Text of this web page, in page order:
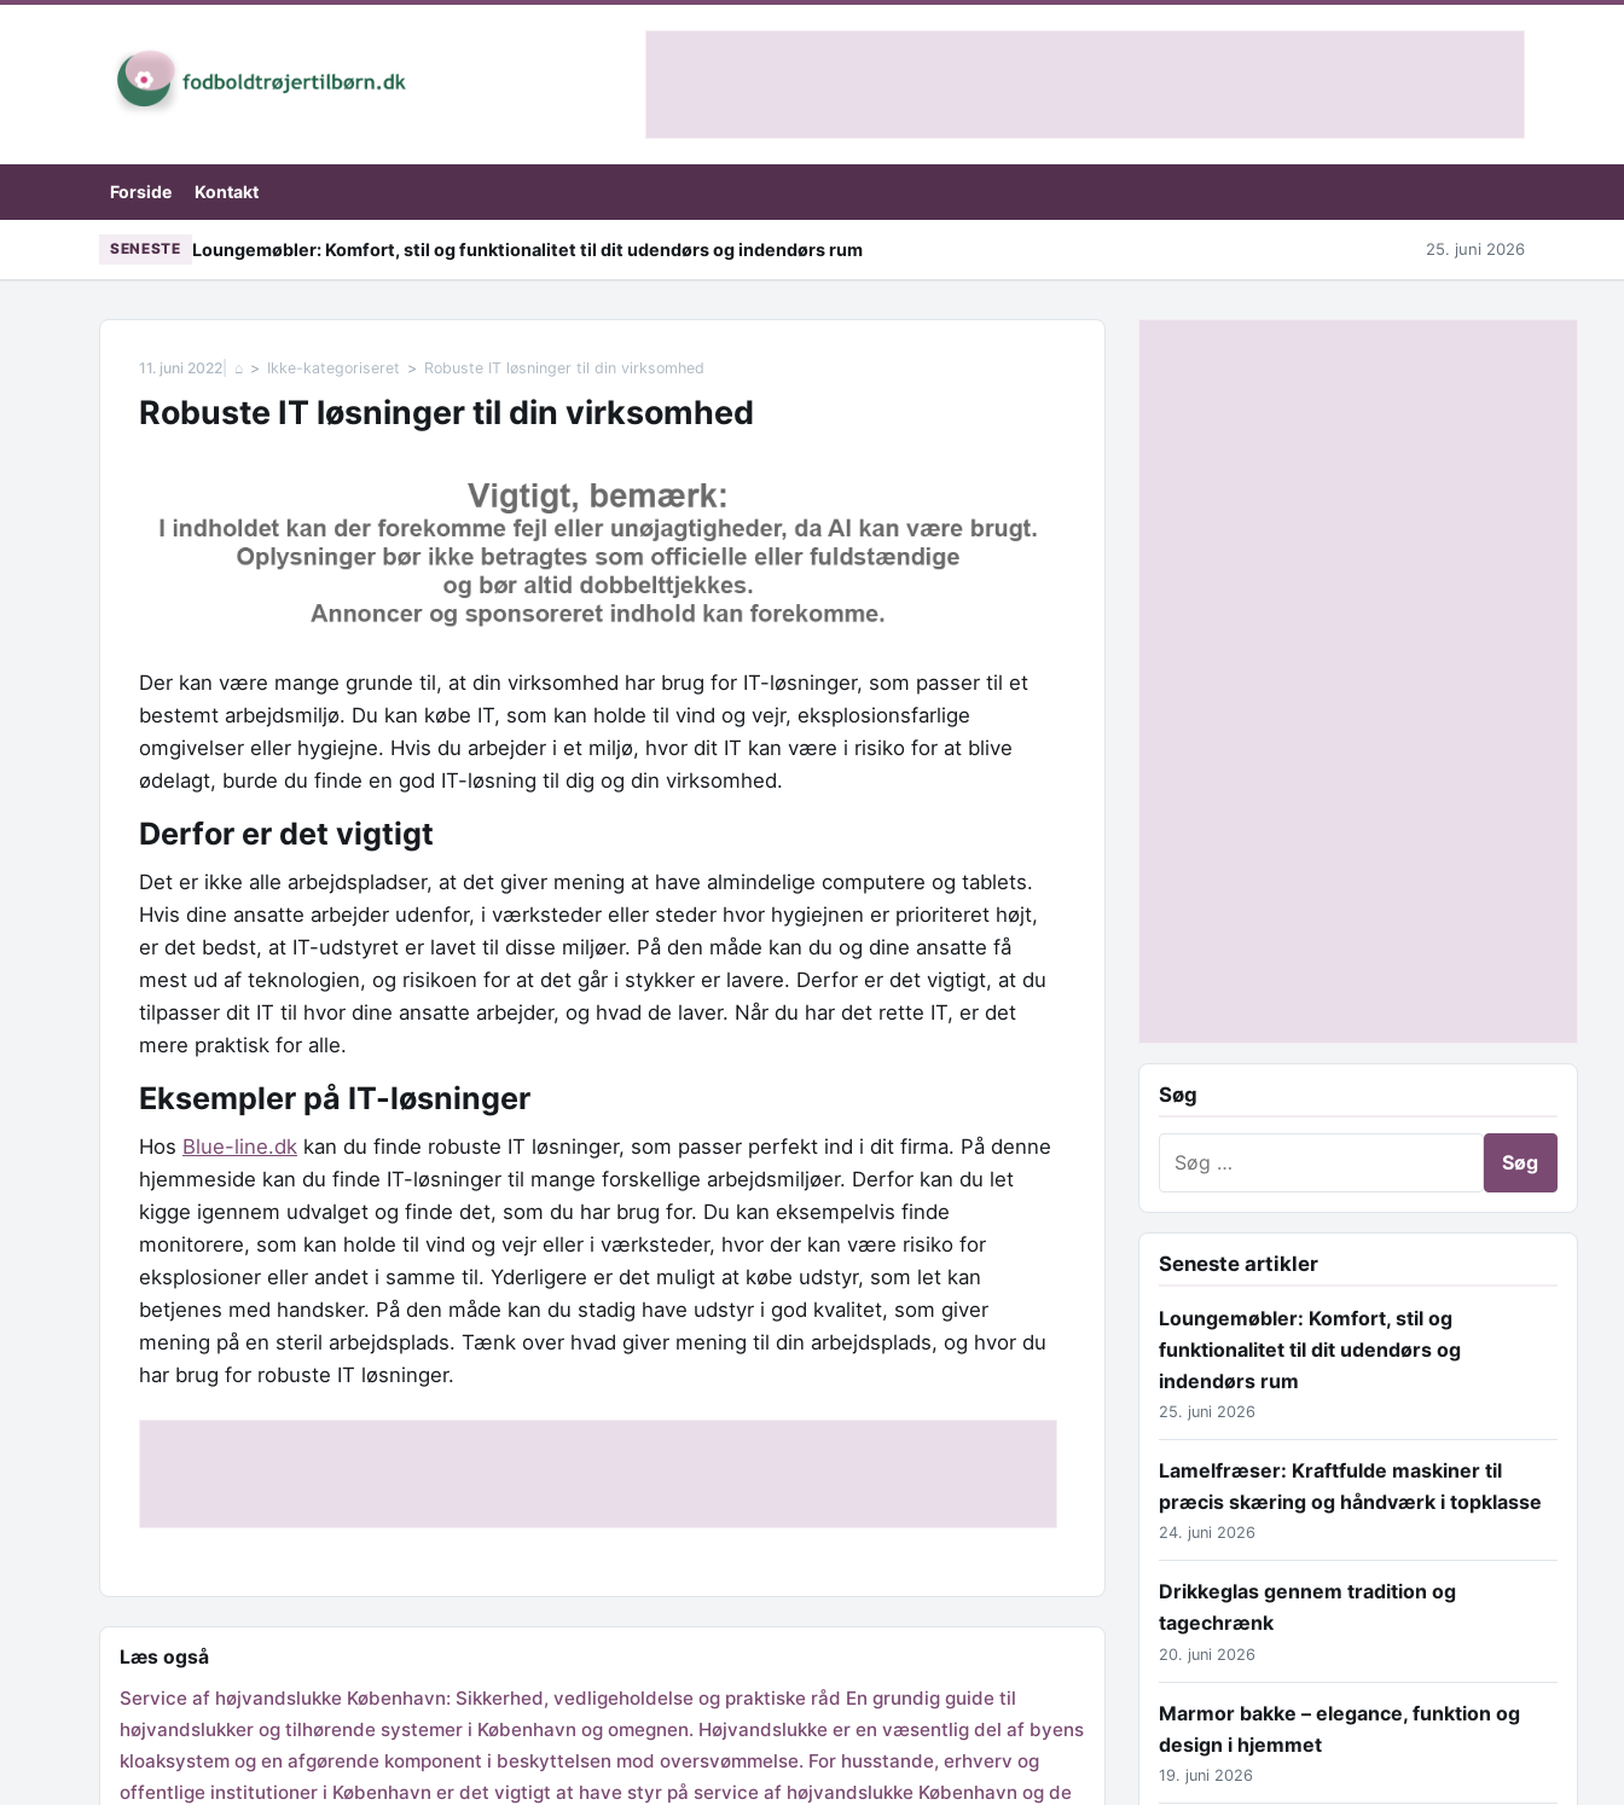
Forside Kontakt
SENESTE Loungemøbler: Komfort, stil og funktionalitet til dit udendørs og indendørs rum 25. juni 2026
11. juni 2022 ⌂ Ikke-kategoriseret Robuste IT løsninger til din virksomhed
Robuste IT løsninger til din virksomhed
Der kan være mange grunde til, at din virksomhed har brug for IT-løsninger, som passer til et
bestemt arbejdsmiljø. Du kan købe IT, som kan holde til vind og vejr, eksplosionsfarlige
omgivelser eller hygiejne. Hvis du arbejder i et miljø, hvor dit IT kan være i risiko for at blive
ødelagt, burde du finde en god IT-løsning til dig og din virksomhed.
Derfor er det vigtigt
Det er ikke alle arbejdspladser, at det giver mening at have almindelige computere og tablets.
Hvis dine ansatte arbejder udenfor, i værksteder eller steder hvor hygiejnen er prioriteret højt,
er det bedst, at IT-udstyret er lavet til disse miljøer. På den måde kan du og dine ansatte få
mest ud af teknologien, og risikoen for at det går i stykker er lavere. Derfor er det vigtigt, at du
tilpasser dit IT til hvor dine ansatte arbejder, og hvad de laver. Når du har det rette IT, er det
mere praktisk for alle.
Eksempler på IT-løsninger
Hos Blue-line.dk kan du finde robuste IT løsninger, som passer perfekt ind i dit firma. På denne
hjemmeside kan du finde IT-løsninger til mange forskellige arbejdsmiljøer. Derfor kan du let
kigge igennem udvalget og finde det, som du har brug for. Du kan eksempelvis finde
monitorere, som kan holde til vind og vejr eller i værksteder, hvor der kan være risiko for
eksplosioner eller andet i samme til. Yderligere er det muligt at købe udstyr, som let kan
betjenes med handsker. På den måde kan du stadig have udstyr i god kvalitet, som giver
mening på en steril arbejdsplads. Tænk over hvad giver mening til din arbejdsplads, og hvor du
har brug for robuste IT løsninger.
Læs også
Service af højvandslukke København: Sikkerhed, vedligeholdelse og praktiske råd En grundig guide til
højvandslukker og tilhørende systemer i København og omegnen. Højvandslukke er en væsentlig del af byens
kloaksystem og en afgørende komponent i beskyttelsen mod oversvømmelse. For husstande, erhverv og
offentlige institutioner i København er det vigtigt at have styr på service af højvandslukke København og de
Søg
Seneste artikler
Loungemøbler: Komfort, stil og
funktionalitet til dit udendørs og
indendørs rum
25. juni 2026
Lamelfræser: Kraftfulde maskiner til
præcis skæring og håndværk i topklasse
24. juni 2026
Drikkeglas gennem tradition og
tagechrænk
20. juni 2026
Marmor bakke – elegance, funktion og
design i hjemmet
19. juni 2026